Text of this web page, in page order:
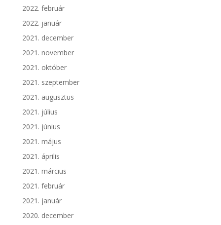
2022. február
2022. január
2021. december
2021. november
2021. október
2021. szeptember
2021. augusztus
2021. július
2021. június
2021. május
2021. április
2021. március
2021. február
2021. január
2020. december